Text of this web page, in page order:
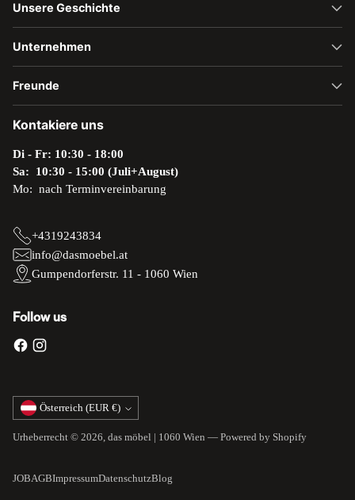
Unsere Geschichte
Unternehmen
Freunde
Kontakiere uns
Di - Fr: 10:30 - 18:00
Sa: 10:30 - 15:00 (Juli+August)
Mo: nach Terminvereinbarung
+4319243834
info@dasmoebel.at
Gumpendorferstr. 11 - 1060 Wien
Follow us
Währung Österreich (EUR €)
Urheberrecht © 2026, das möbel | 1060 Wien — Powered by Shopify
JOBAGBImpressumDatenschutzBlog